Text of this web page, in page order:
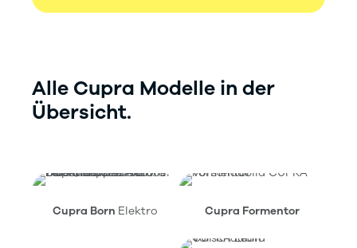
Alle Cupra Modelle in der
Übersicht.
Cupra Born Elektro Cupra Formentor